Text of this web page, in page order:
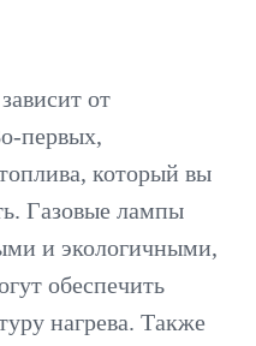
от
первых,
который вы
Газовые лампы
и экологичными,
обеспечить
нагрева. Также